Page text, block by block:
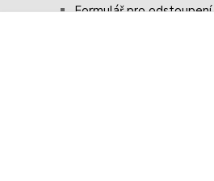
Formulář pro odstoupení